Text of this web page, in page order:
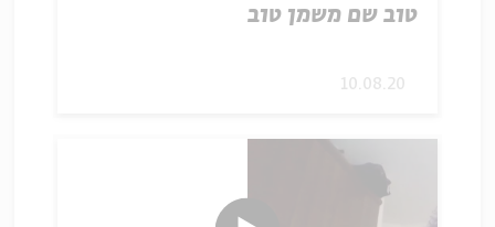
טוב שם משמן טוב
10.08.20